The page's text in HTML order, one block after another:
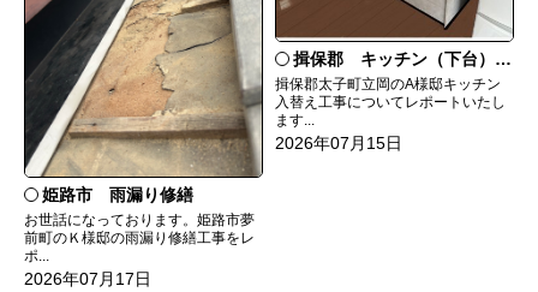
姫路市 雨漏り修繕
お世話になっております。姫路市夢
前町のＫ様邸の雨漏り修繕工事をレ
ポ...
2026年07月17日
揖保郡 キッチン（下台）交換
揖保郡太子町立岡のA様邸キッチン
入替え工事についてレポートいたし
ます...
2026年07月15日